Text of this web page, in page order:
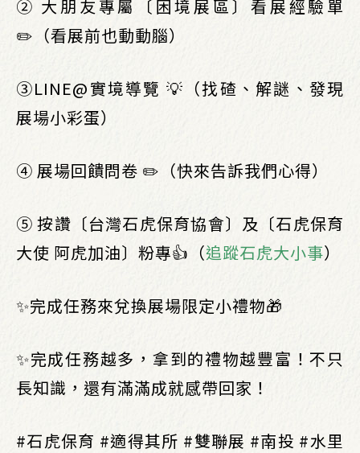
② 大朋友專屬〔困境展區〕看展經驗單
✏️（看展前也動動腦）
③LINE@實境導覽 💡（找碴、解謎、發現
展場小彩蛋）
④ 展場回饋問卷 ✏️（快來告訴我們心得）
⑤ 按讚〔台灣石虎保育協會〕及〔石虎保育
大使 阿虎加油〕粉專👍（追蹤石虎大小事）
✨完成任務來兌換展場限定小禮物🎁
✨完成任務越多，拿到的禮物越豐富！不只
長知識，還有滿滿成就感帶回家！
​#石虎保育 #適得其所 #雙聯展 #南投 #水里